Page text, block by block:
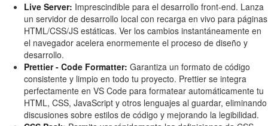
Live Server: Imprescindible para el desarrollo front-end. Lanza
un servidor de desarrollo local con recarga en vivo para páginas
HTML/CSS/JS estáticas. Ver los cambios instantáneamente en
el navegador acelera enormemente el proceso de diseño y
desarrollo.
Prettier - Code Formatter: Garantiza un formato de código
consistente y limpio en todo tu proyecto. Prettier se integra
perfectamente en VS Code para formatear automáticamente tu
HTML, CSS, JavaScript y otros lenguajes al guardar, eliminando
discusiones sobre estilos de código y mejorando la legibilidad.